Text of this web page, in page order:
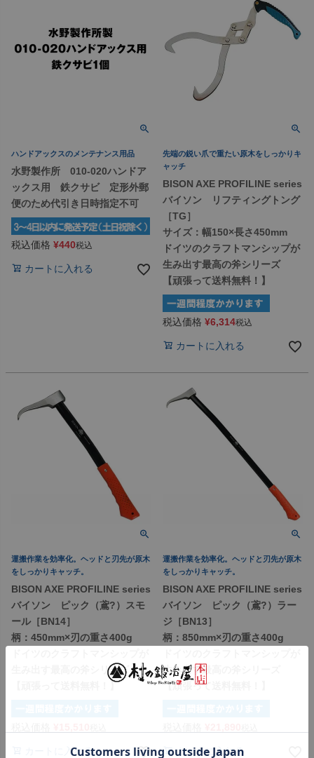
ハンドアックスのメンテナンス用品
水野製作所 010-020ハンドア
ックス用 鉄クサビ 定形外郵
便のため代引き日時指定不可
税込価格 ¥440税込
カートに入れる
先端の鋭い爪で重たい原木をしっかりキ
ャッチ
BISON AXE PROFILINE series
バイソン リフティングトング
［TG］
サイズ：幅150×長さ450mm
ドイツのクラフトマンシップが
生み出す最高の斧シリーズ
【頑張って送料無料！】
税込価格 ¥6,314税込
カートに入れる
運搬作業を効率化。ヘッドと刃先が原木
をしっかりキャッチ。
BISON AXE PROFILINE series
バイソン ピック（鳶?）スモ
ール［BN14］
柄：450mm×刃の重さ400g
生み出す最高の斧シリーズ
【頑張って送料無料！】
カートに入れる
運搬作業を効率化。ヘッドと刃先が原木
をしっかりキャッチ。
BISON AXE PROFILINE series
バイソン ピック（鳶?）ラー
ジ［BN13］
柄：850mm×刃の重さ400g
生み出す最高の斧シリーズ
【頑張って送料無料！】
カートに入れる